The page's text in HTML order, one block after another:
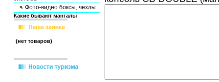
Фото-видео боксы, чехлы
Какие бывают мангалы
(нет товаров)